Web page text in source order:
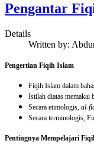
Pengantar
Details
Written by:
Pengertian Fiqih Islam
Fiqih Islam dalam
Istilah diatas memakai
Secara etimologis, al-
Secara terminologis,
Pentingnya Mempelajari